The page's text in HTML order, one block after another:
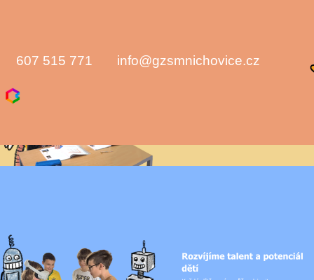
607 515 771 info@gzsmnichovice.cz